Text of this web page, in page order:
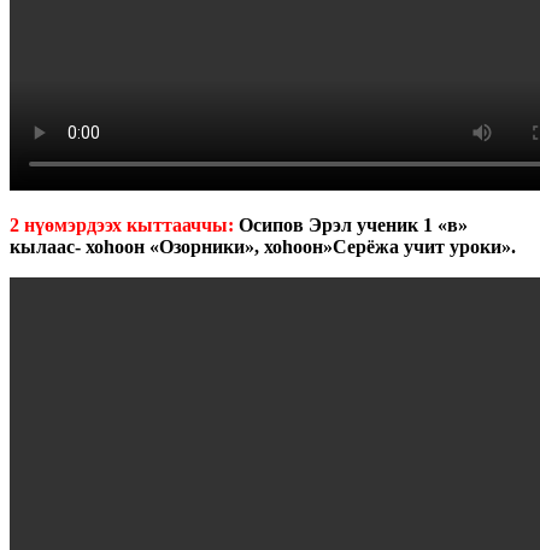
2 нүөмэрдээх кыттааччы: Осипов Эрэл ученик 1 «в»
кылаас- хоһоон «Озорники», хоһоон»Серёжа учит уроки».